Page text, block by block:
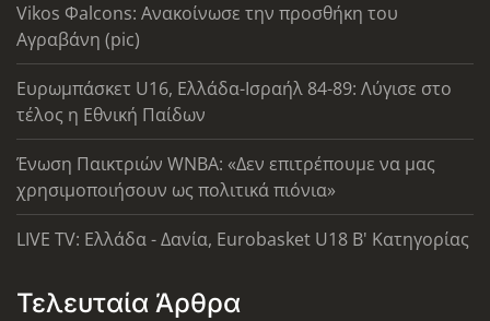
Vikos Φalcons: Ανακοίνωσε την προσθήκη του
Αγραβάνη (pic)
Ευρωμπάσκετ U16, Ελλάδα-Ισραήλ 84-89: Λύγισε στο
τέλος η Εθνική Παίδων
Ένωση Παικτριών WNBA: «Δεν επιτρέπουμε να μας
χρησιμοποιήσουν ως πολιτικά πιόνια»
LIVE TV: Ελλάδα - Δανία, Eurobasket U18 Β' Κατηγορίας
Τελευταία Άρθρα